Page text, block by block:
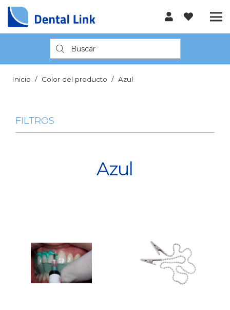
Búsqueda
de
productos
Inicio / Color del producto / Azul
FILTROS
Azul